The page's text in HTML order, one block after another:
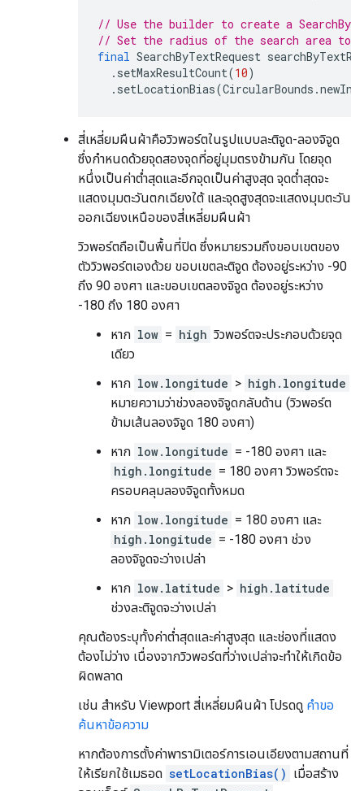
// Use the builder to create a
// Set the radius of the search area to
final SearchByTextRequest
. setMaxResultCount(10)
. setLocationBias(CircularBounds .
สี่เหลี่ยมผืนผ้าคือวิวพอร์ตในรูปแบบละติจูด-ลองจิจูด
ซึ่งกำหนดด้วยจุดสองจุดที่อยู่มุมตรงข้ามกัน โดยจุด
หนึ่งเป็นค่าต่ำสุดและอีกจุดเป็นค่าสูงสุด จุดต่ำสุดจะ
แสดงมุมตะวันตกเฉียงใต้ และจุดสูงสุดจะแสดงมุมตะวัน
ออกเฉียงเหนือของสี่เหลี่ยมผืนผ้า
วิวพอร์ตถือเป็นพื้นที่ปิด ซึ่งหมายรวมถึงขอบเขตของ
ตัววิวพอร์ตเองด้วย ขอบเขตละติจูด ต้องอยู่ระหว่าง -90
ถึง 90 องศา และขอบเขตลองจิจูด ต้องอยู่ระหว่าง
-180 ถึง 180 องศา
หาก low = high วิวพอร์ตจะประกอบด้วยจุด
เดียว
หาก low.longitude > high.longitude
หมายความว่าช่วงลองจิจูดกลับด้าน (วิวพอร์ต
ข้ามเส้นลองจิจูด 180 องศา)
หาก low.longitude = -180 องศา และ
high.longitude = 180 องศา วิวพอร์ตจะ
ครอบคลุมลองจิจูดทั้งหมด
หาก low.longitude = 180 องศา และ
high.longitude = -180 องศา ช่วง
ลองจิจูดจะว่างเปล่า
หาก low.latitude > high.latitude
ช่วงละติจูดจะว่างเปล่า
คุณต้องระบุทั้งค่าต่ำสุดและค่าสูงสุด และช่องที่แสดง
ต้องไม่ว่าง เนื่องจากวิวพอร์ตที่ว่างเปล่าจะทำให้เกิดข้อ
ผิดพลาด
เช่น สำหรับ Viewport สี่เหลี่ยมผืนผ้า โปรดดู คำขอ
ค้นหาข้อความ
หากต้องการตั้งค่าพารามิเตอร์การเอนเอียงตามสถานที่
ให้เรียกใช้เมธอด setLocationBias() เมื่อสร้าง